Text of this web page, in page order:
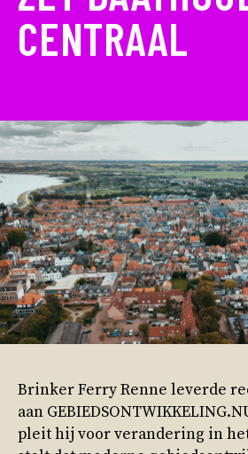
CENTRAAL
Brinker Ferry Renne leverde
aan
pleit hij voor verandering in